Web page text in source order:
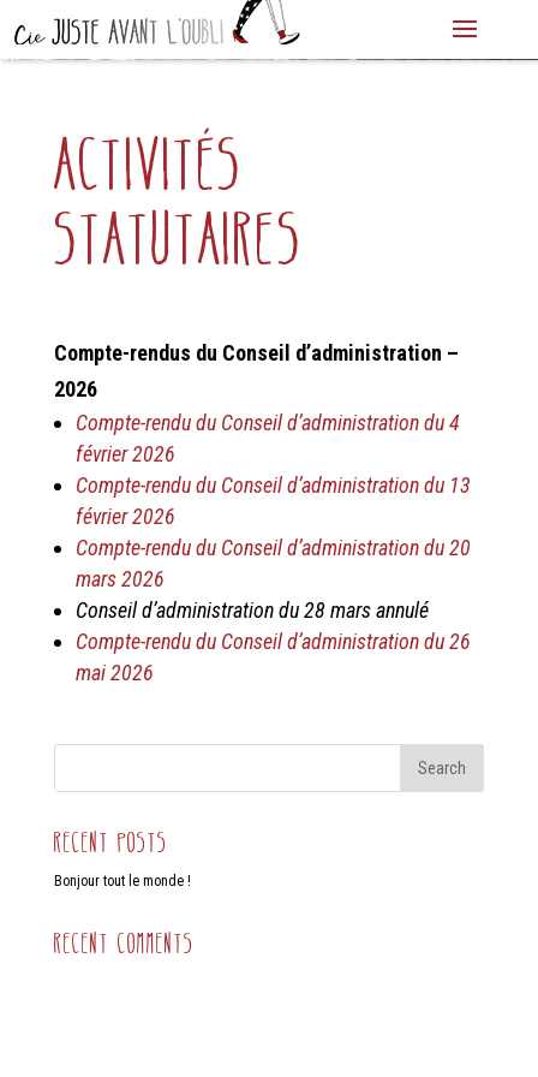
Activités
statutaires
Compte-rendus du Conseil d’administration –
2026
Compte-rendu du Conseil d’administration du 4
février 2026
Compte-rendu du Conseil d’administration du 13
février 2026
Compte-rendu du Conseil d’administration du 20
mars 2026
Conseil d’administration du 28 mars annulé
Compte-rendu du Conseil d’administration du 26
mai 2026
Recent Posts
Bonjour tout le monde !
Recent Comments